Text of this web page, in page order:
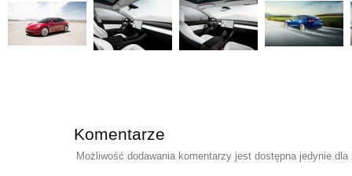
Komentarze
Możliwość dodawania komentarzy jest dostępna jedynie